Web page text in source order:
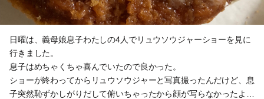
日曜は、義母娘息子わたしの4人でリュウソウジャーショーを見に
行きました。
息子はめちゃくちゃ喜んでいたので良かった。
ショーが終わってからリュウソウジャーと写真撮ったんだけど、息
子突然恥ずかしがりだして俯いちゃったから顔が写らなかったよ…